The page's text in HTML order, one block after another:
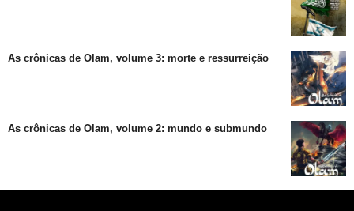
As crônicas de Olam, volume 3: morte e ressurreição
As crônicas de Olam, volume 2: mundo e submundo